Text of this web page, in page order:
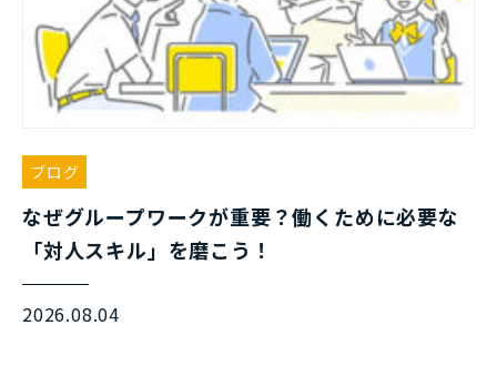
ブログ
なぜグループワークが重要？働くために必要な
「対人スキル」を磨こう！
2026.08.04